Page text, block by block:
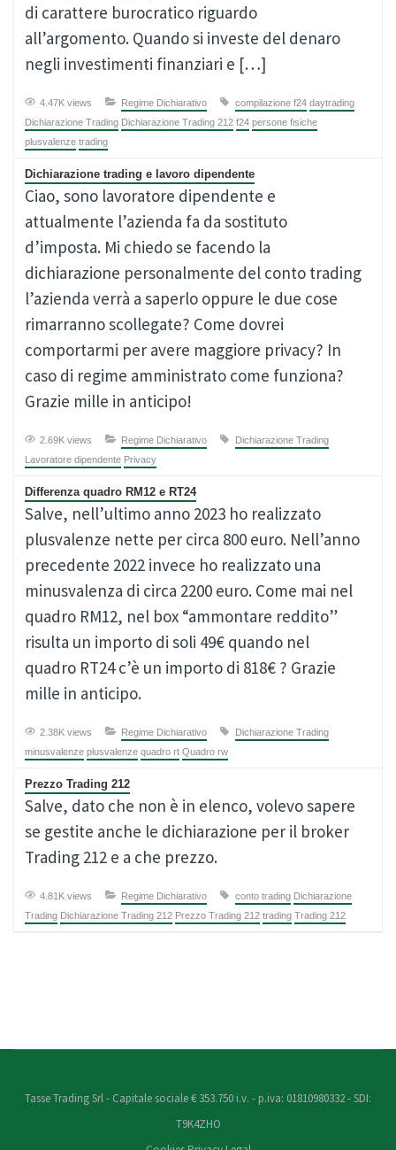
di carattere burocratico riguardo
all’argomento. Quando si investe del denaro
negli investimenti finanziari e […]
4.47K views Regime Dichiarativo compilazione f24 daytrading
Dichiarazione Trading Dichiarazione Trading 212 f24 persone fisiche
plusvalenze trading
Dichiarazione trading e lavoro dipendente
Ciao, sono lavoratore dipendente e
attualmente l’azienda fa da sostituto
d’imposta. Mi chiedo se facendo la
dichiarazione personalmente del conto trading
l’azienda verrà a saperlo oppure le due cose
rimarranno scollegate? Come dovrei
comportarmi per avere maggiore privacy? In
caso di regime amministrato come funziona?
Grazie mille in anticipo!
2.69K views Regime Dichiarativo
Dichiarazione Trading
Lavoratore dipendente Privacy
Differenza quadro RM12 e RT24
Salve, nell’ultimo anno 2023 ho realizzato
plusvalenze nette per circa 800 euro. Nell’anno
precedente 2022 invece ho realizzato una
minusvalenza di circa 2200 euro. Come mai nel
quadro RM12, nel box “ammontare reddito”
risulta un importo di soli 49€ quando nel
quadro RT24 c’è un importo di 818€ ? Grazie
mille in anticipo.
2.38K views Regime Dichiarativo
Dichiarazione Trading
minusvalenze plusvalenze quadro rt Quadro rw
Prezzo Trading 212
Salve, dato che non è in elenco, volevo sapere
se gestite anche le dichiarazione per il broker
Trading 212 e a che prezzo.
4.81K views Regime Dichiarativo conto trading Dichiarazione
Trading Dichiarazione Trading 212 Prezzo Trading 212 trading Trading 212
Tasse Trading Srl - Capitale sociale € 353.750 i.v. - p.iva: 01810980332 - SDI:
T9K4ZHO